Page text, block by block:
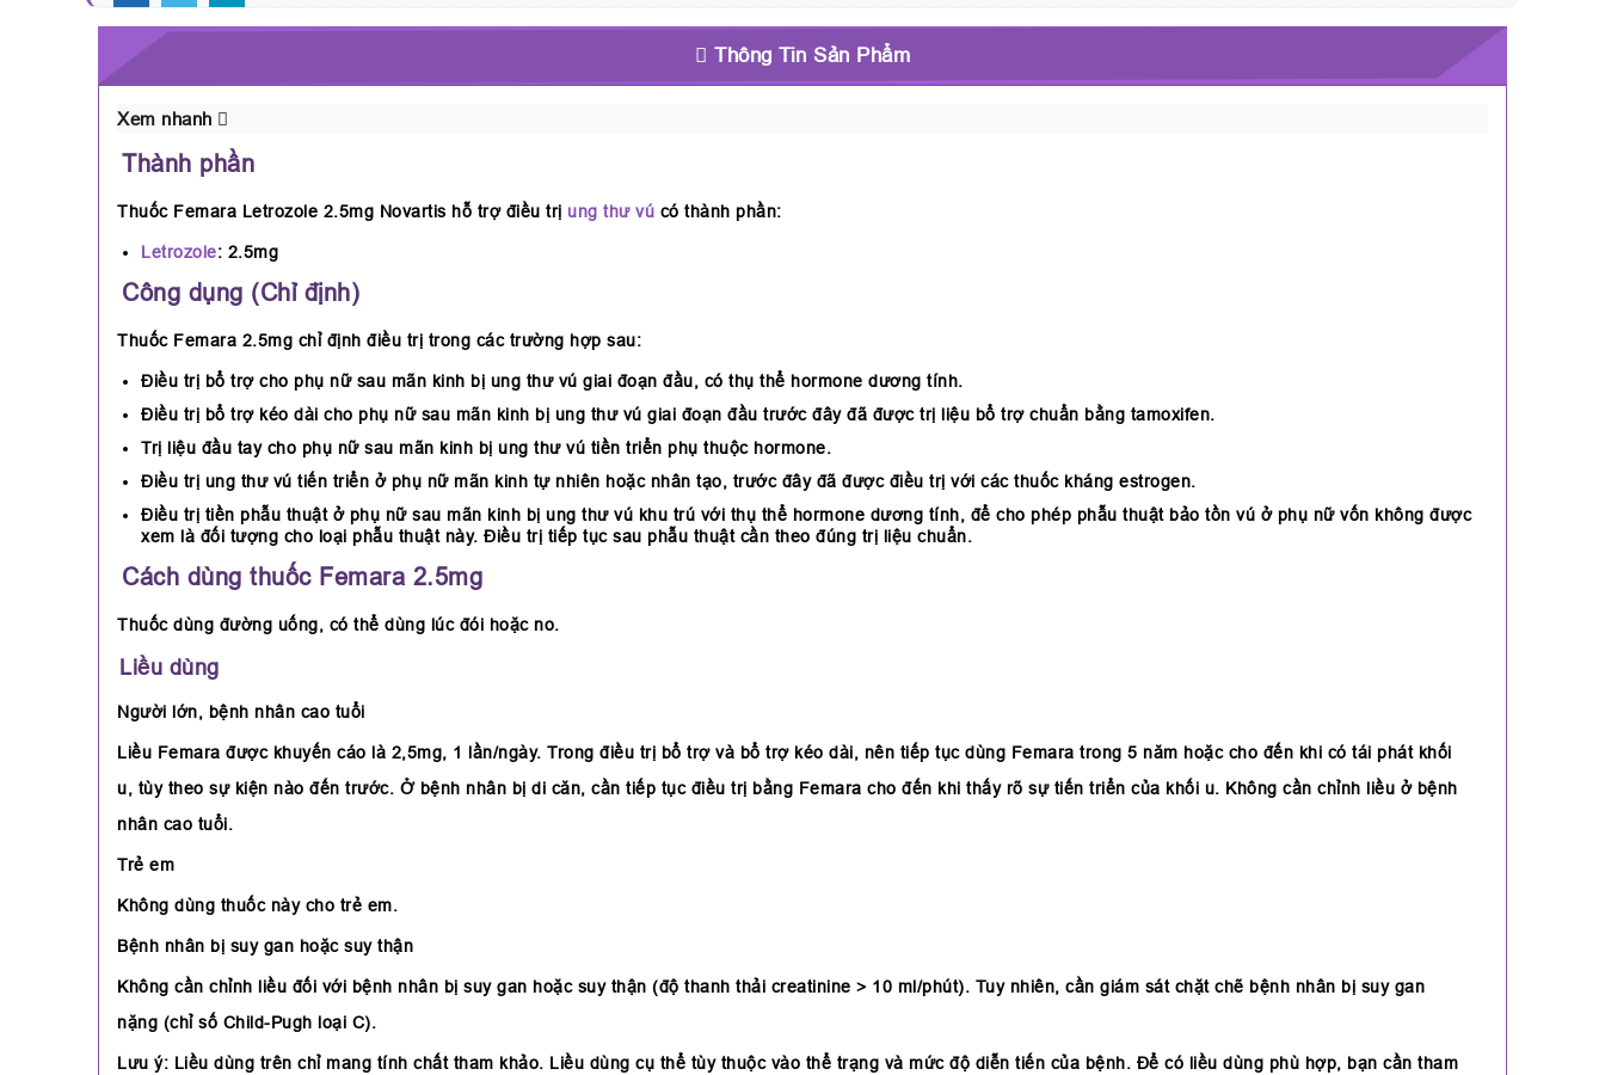
Thông Tin Sản Phẩm
Xem nhanh
Thành phần
Thuốc Femara Letrozole 2.5mg Novartis hỗ trợ điều trị ung thư vú có thành phần:
Letrozole: 2.5mg
Công dụng (Chỉ định)
Thuốc Femara 2.5mg chỉ định điều trị trong các trường hợp sau:
Điều trị bổ trợ cho phụ nữ sau mãn kinh bị ung thư vú giai đoạn đầu, có thụ thể hormone dương tính.
Điều trị bổ trợ kéo dài cho phụ nữ sau mãn kinh bị ung thư vú giai đoạn đầu trước đây đã được trị liệu bổ trợ chuẩn bằng tamoxifen.
Trị liệu đầu tay cho phụ nữ sau mãn kinh bị ung thư vú tiền triển phụ thuộc hormone.
Điều trị ung thư vú tiến triển ở phụ nữ mãn kinh tự nhiên hoặc nhân tạo, trước đây đã được điều trị với các thuốc kháng estrogen.
Điều trị tiền phẫu thuật ở phụ nữ sau mãn kinh bị ung thư vú khu trú với thụ thể hormone dương tính, để cho phép phẫu thuật bảo tồn vú ở phụ nữ vốn không được
xem là đối tượng cho loại phẫu thuật này. Điều trị tiếp tục sau phẫu thuật cần theo đúng trị liệu chuẩn.
Cách dùng thuốc Femara 2.5mg
Thuốc dùng đường uống, có thể dùng lúc đói hoặc no.
Liều dùng
Người lớn, bệnh nhân cao tuổi
Liều Femara được khuyến cáo là 2,5mg, 1 lần/ngày. Trong điều trị bổ trợ và bổ trợ kéo dài, nên tiếp tục dùng Femara trong 5 năm hoặc cho đến khi có tái phát khối
u, tùy theo sự kiện nào đến trước. Ở bệnh nhân bị di căn, cần tiếp tục điều trị bằng Femara cho đến khi thấy rõ sự tiến triển của khối u. Không cần chỉnh liều ở bệnh
nhân cao tuổi.
Trẻ em
Không dùng thuốc này cho trẻ em.
Bệnh nhân bị suy gan hoặc suy thận
Không cần chỉnh liều đối với bệnh nhân bị suy gan hoặc suy thận (độ thanh thải creatinine > 10 ml/phút). Tuy nhiên, cần giám sát chặt chẽ bệnh nhân bị suy gan
nặng (chỉ số Child-Pugh loại C).
Lưu ý: Liều dùng trên chỉ mang tính chất tham khảo. Liều dùng cụ thể tùy thuộc vào thể trạng và mức độ diễn tiến của bệnh. Để có liều dùng phù hợp, bạn cần tham